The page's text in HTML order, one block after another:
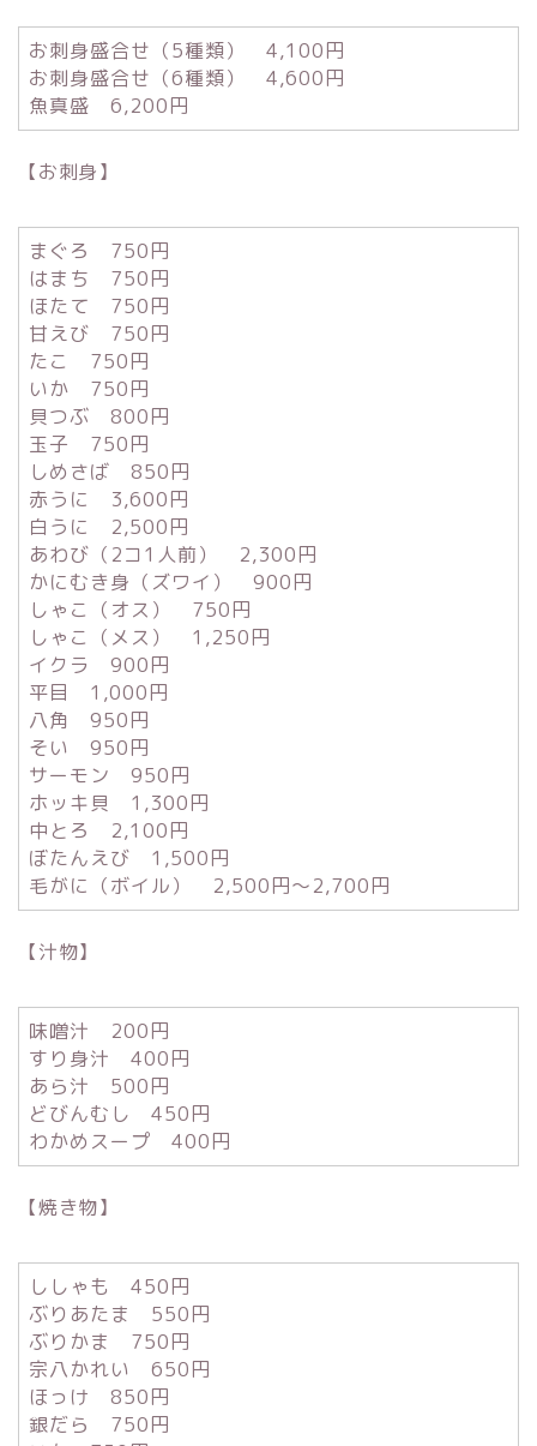
お刺身盛合せ（5種類） 4,100円
お刺身盛合せ（6種類） 4,600円
魚真盛 6,200円
【お刺身】
まぐろ 750円
はまち 750円
ほたて 750円
甘えび 750円
たこ 750円
いか 750円
貝つぶ 800円
玉子 750円
しめさば 850円
赤うに 3,600円
白うに 2,500円
あわび（2コ1人前） 2,300円
かにむき身（ズワイ） 900円
しゃこ（オス） 750円
しゃこ（メス） 1,250円
イクラ 900円
平目 1,000円
八角 950円
そい 950円
サーモン 950円
ホッキ貝 1,300円
中とろ 2,100円
ぼたんえび 1,500円
毛がに（ボイル） 2,500円～2,700円
【汁物】
味噌汁 200円
すり身汁 400円
あら汁 500円
どびんむし 450円
わかめスープ 400円
【焼き物】
ししゃも 450円
ぶりあたま 550円
ぶりかま 750円
宗八かれい 650円
ほっけ 850円
銀だら 750円